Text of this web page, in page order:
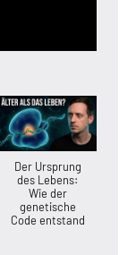
Der Ursprung
des Lebens:
Wie der
genetische
Code entstand